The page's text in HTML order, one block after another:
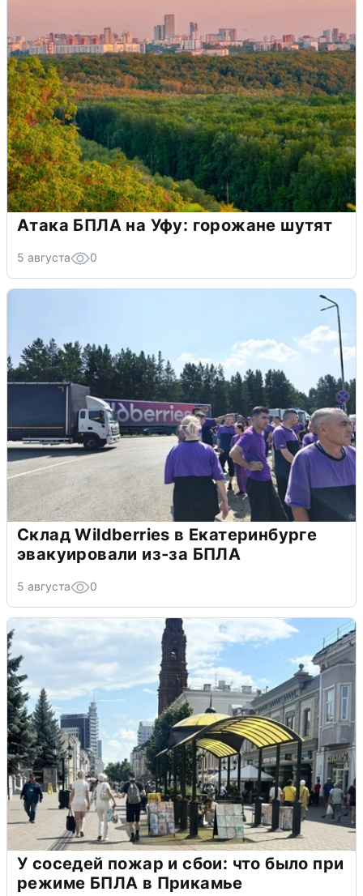
Атака БПЛА на Уфу: горожане шутят
5 августа 0
Склад Wildberries в Екатеринбурге
эвакуировали из-за БПЛА
5 августа 0
У соседей пожар и сбои: что было при
режиме БПЛА в Прикамье